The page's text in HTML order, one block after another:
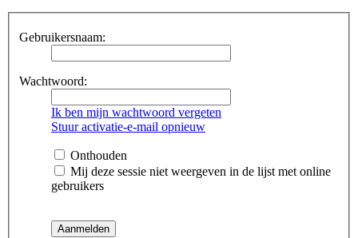
Gebruikersnaam:
Wachtwoord:
Ik ben mijn wachtwoord vergeten
Stuur activatie-e-mail opnieuw
Onthouden
Mij deze sessie niet weergeven in de lijst met online
gebruikers